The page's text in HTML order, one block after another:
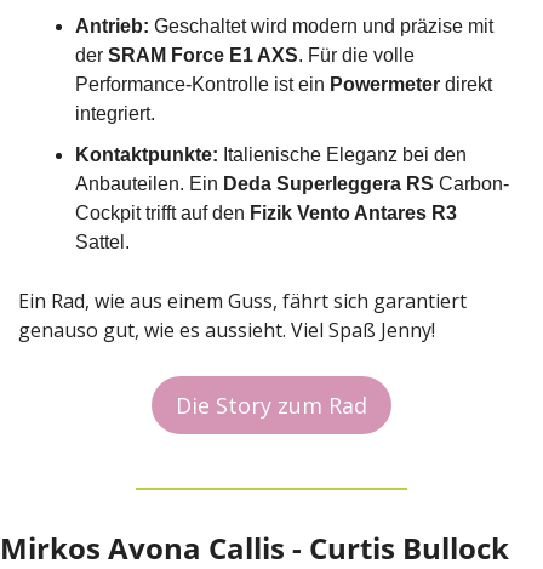
Antrieb: Geschaltet wird modern und präzise mit
der SRAM Force E1 AXS. Für die volle
Performance-Kontrolle ist ein Powermeter direkt
integriert.
Kontaktpunkte: Italienische Eleganz bei den
Anbauteilen. Ein Deda Superleggera RS Carbon-
Cockpit trifft auf den Fizik Vento Antares R3
Sattel.
Ein Rad, wie aus einem Guss, fährt sich garantiert
genauso gut, wie es aussieht. Viel Spaß Jenny!
Die Story zum Rad
Mirkos Avona Callis - Curtis Bullock